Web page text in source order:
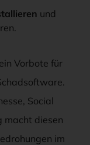
und
Vorbote für
Social
macht diesen
im